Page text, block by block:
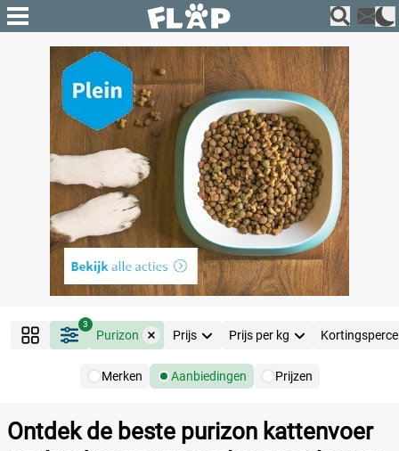
3
Purizon Prijs Prijs per kg
Merken Aanbiedingen Prijzen
Filter Reset alle filters
Ontdek de beste purizon kattenvoer
Producten